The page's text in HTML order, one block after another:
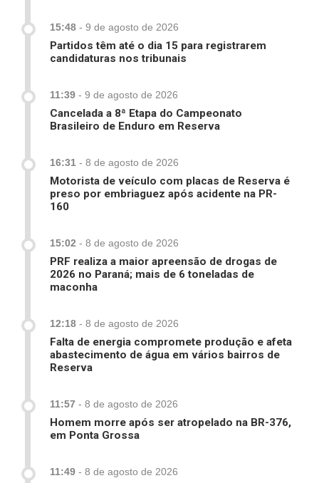
15:48 - 9 de agosto de 2026
Partidos têm até o dia 15 para registrarem
candidaturas nos tribunais
11:39 - 9 de agosto de 2026
Cancelada a 8ª Etapa do Campeonato
Brasileiro de Enduro em Reserva
16:31 - 8 de agosto de 2026
Motorista de veículo com placas de Reserva é
preso por embriaguez após acidente na PR-
160
15:02 - 8 de agosto de 2026
PRF realiza a maior apreensão de drogas de
2026 no Paraná; mais de 6 toneladas de
maconha
12:18 - 8 de agosto de 2026
Falta de energia compromete produção e afeta
abastecimento de água em vários bairros de
Reserva
11:57 - 8 de agosto de 2026
Homem morre após ser atropelado na BR-376,
em Ponta Grossa
11:49 - 8 de agosto de 2026